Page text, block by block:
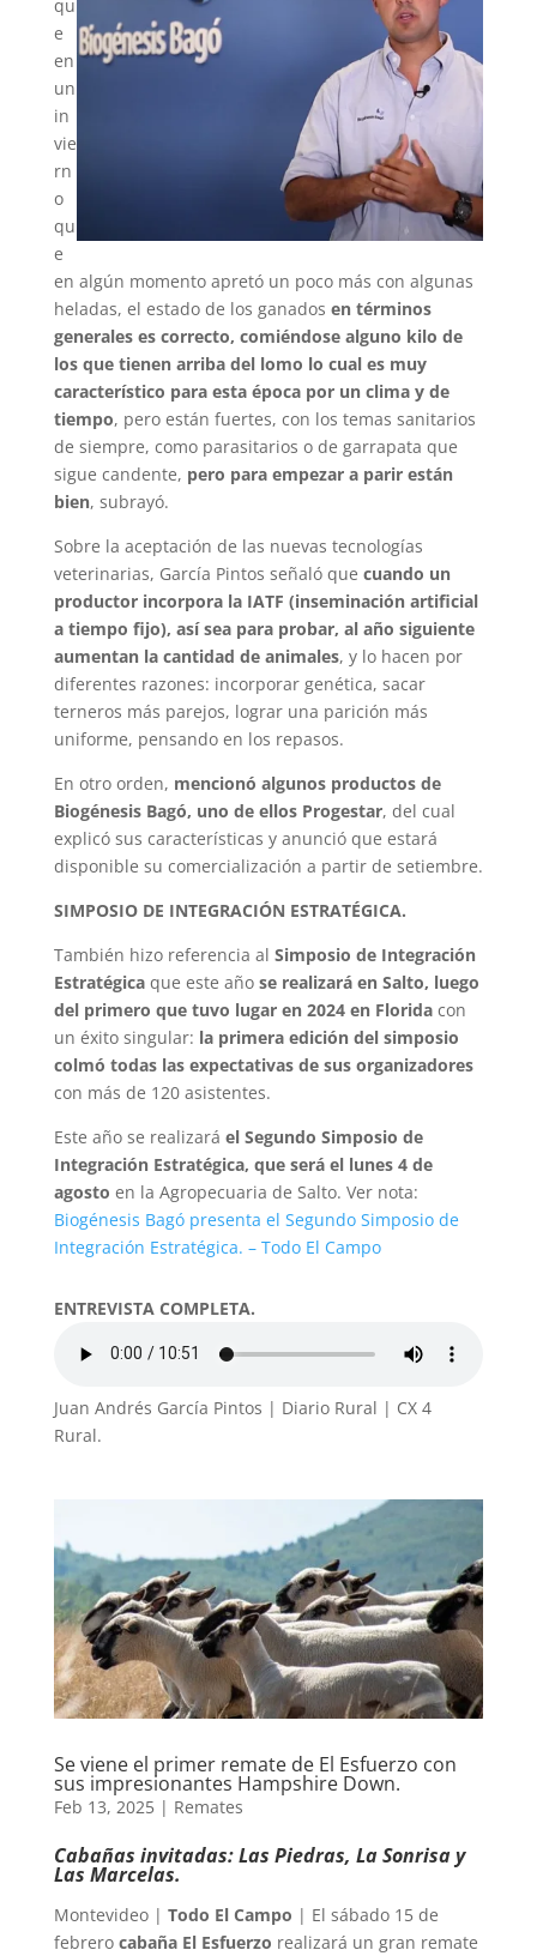
qu
e
en
un
in
vie
rn
o
qu
e
en algún momento apretó un poco más con algunas
heladas, el estado de los ganados en términos
generales es correcto, comiéndose alguno kilo de
los que tienen arriba del lomo lo cual es muy
característico para esta época por un clima y de
tiempo, pero están fuertes, con los temas sanitarios
de siempre, como parasitarios o de garrapata que
sigue candente, pero para empezar a parir están
bien, subrayó.
Sobre la aceptación de las nuevas tecnologías
veterinarias, García Pintos señaló que cuando un
productor incorpora la IATF (inseminación artificial
a tiempo fijo), así sea para probar, al año siguiente
aumentan la cantidad de animales, y lo hacen por
diferentes razones: incorporar genética, sacar
terneros más parejos, lograr una parición más
uniforme, pensando en los repasos.
En otro orden, mencionó algunos productos de
Biogénesis Bagó, uno de ellos Progestar, del cual
explicó sus características y anunció que estará
disponible su comercialización a partir de setiembre.
SIMPOSIO DE INTEGRACIÓN ESTRATÉGICA.
También hizo referencia al Simposio de Integración
Estratégicaque este año se realizará en Salto, luego
del primero que tuvo lugar en 2024 en Floridacon
un éxito singular: la primera edición del simposio
colmó todas las expectativas de sus organizadores
con más de 120 asistentes.
Este año se realizará el Segundo Simposio de
Integración Estratégica, que será el lunes 4 de
agosto en la Agropecuaria de Salto. Ver nota:
Biogénesis Bagó presenta el Segundo Simposio de
Integración Estratégica. – Todo El Campo
ENTREVISTA COMPLETA.
Juan Andrés García Pintos | Diario Rural | CX 4
Rural.
Se viene el primer remate de El Esfuerzo con
sus impresionantes Hampshire Down.
Feb 13, 2025| Remates
Cabañas invitadas: Las Piedras, La Sonrisa y
Las Marcelas.
Montevideo | Todo El Campo | El sábado 15 de
febrero cabaña El Esfuerzo realizará un gran remate